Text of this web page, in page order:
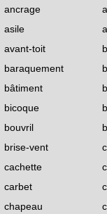
ancrage
asile
avant-toit
baraquement
bâtiment
bicoque
bouvril
brise-vent
cachette
carbet
chapeau